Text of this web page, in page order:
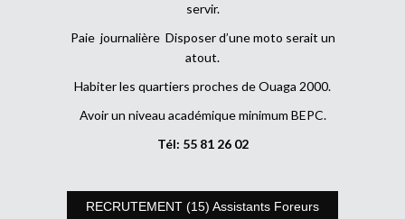
servir.
Paie journalière Disposer d’une moto serait un
atout.
Habiter les quartiers proches de Ouaga 2000.
Avoir un niveau académique minimum BEPC.
Tél: 55 81 26 02
RECRUTEMENT (15) Assistants Foreurs